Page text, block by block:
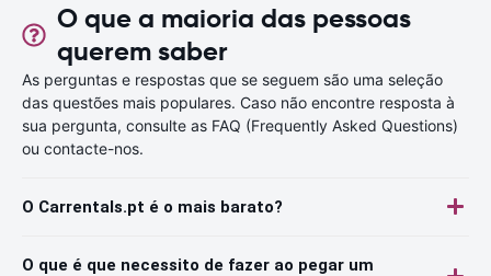
O que a maioria das pessoas
querem saber
As perguntas e respostas que se seguem são uma seleção
das questões mais populares. Caso não encontre resposta à
sua pergunta, consulte as FAQ (Frequently Asked Questions)
ou contacte-nos.
O Carrentals.pt é o mais barato?
O que é que necessito de fazer ao pegar um